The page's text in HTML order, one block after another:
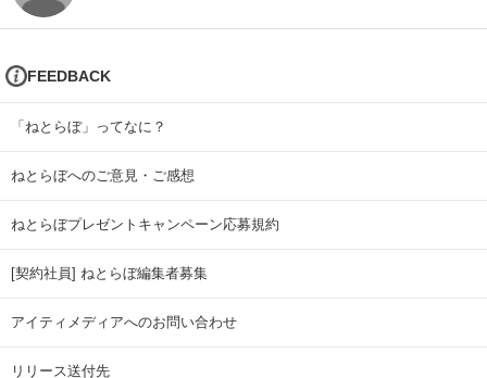
FEEDBACK
「ねとらぼ」ってなに？
ねとらぼへのご意見・ご感想
ねとらぼプレゼントキャンペーン応募規約
[契約社員] ねとらぼ編集者募集
アイティメディアへのお問い合わせ
リリース送付先